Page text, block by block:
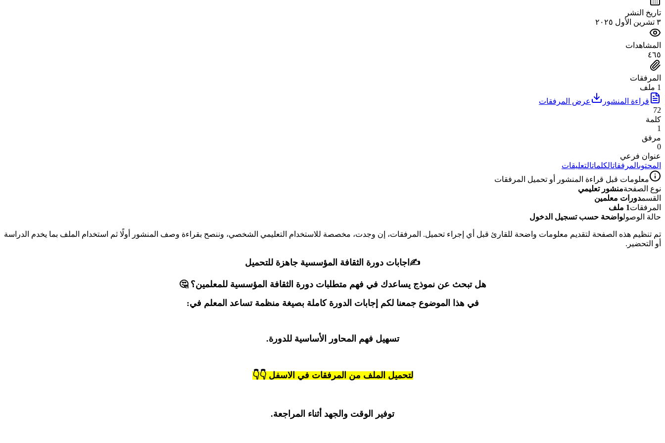
تاريخ النشر
٣ تشرين الأول ٢٠٢٥
المشاهدات
٤٦٥
المرفقات
1 ملف
قراءة المنشور
عرض المرفقات
72
كلمة
1
مرفق
0
عنوان فرعي
المحتوىالمرفقاتالكلماتالتعليقات
معلومات قبل قراءة المنشور أو تحميل المرفقات
نوع الصفحةمنشور تعليمي
القسمدورات معلمين
المرفقات1 ملف
حالة الوصولواضحة حسب تسجيل الدخول
تم تنظيم هذه الصفحة لتقديم معلومات واضحة للقارئ قبل أي إجراء تحميل. المرفقات، إن وجدت، مخصصة للاستخدام التعليمي الشخصي، وننصح بقراءة وصف المنشور أولًا ثم استخدام الملف بما يخدم الدراسة
أو التحضير.
✍️اجابات دورة الثقافة المؤسسية جاهزة للتحميل
هل تبحث عن نموذج يساعدك في فهم متطلبات دورة الثقافة المؤسسية للمعلمين؟ 🤔
في هذا الموضوع جمعنا لكم إجابات الدورة كاملة بصيغة منظمة تساعد المعلم في:
تسهيل فهم المحاور الأساسية للدورة.
لتحميل الملف من المرفقات في الاسفل 👇👇
توفير الوقت والجهد أثناء المراجعة.